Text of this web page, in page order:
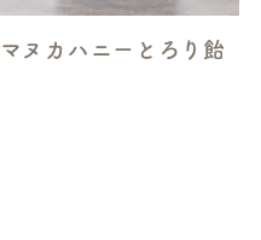
マヌカハニーとろり飴